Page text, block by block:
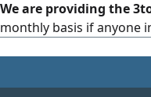
We are providing the
monthly basis if anyone